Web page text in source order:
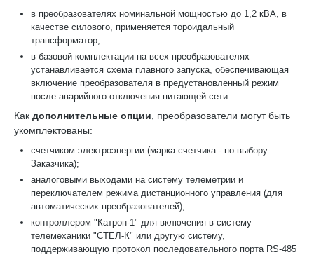
в преобразователях номинальной мощностью до 1,2 кВА, в
качестве силового, применяется тороидальный
трансформатор;
в базовой комплектации на всех преобразователях
устанавливается схема плавного запуска, обеспечивающая
включение преобразователя в предустановленный режим
после аварийного отключения питающей сети.
Как дополнительные опции , преобразователи могут быть
укомплектованы:
счетчиком электроэнергии (марка счетчика - по выбору
Заказчика);
аналоговыми выходами на систему телеметрии и
переключателем режима дистанционного управления (для
автоматических преобразователей);
контроллером "Катрон-1" для включения в систему
телемеханики "СТЕЛ-К" или другую систему,
поддерживающую протокол последовательного порта RS-485